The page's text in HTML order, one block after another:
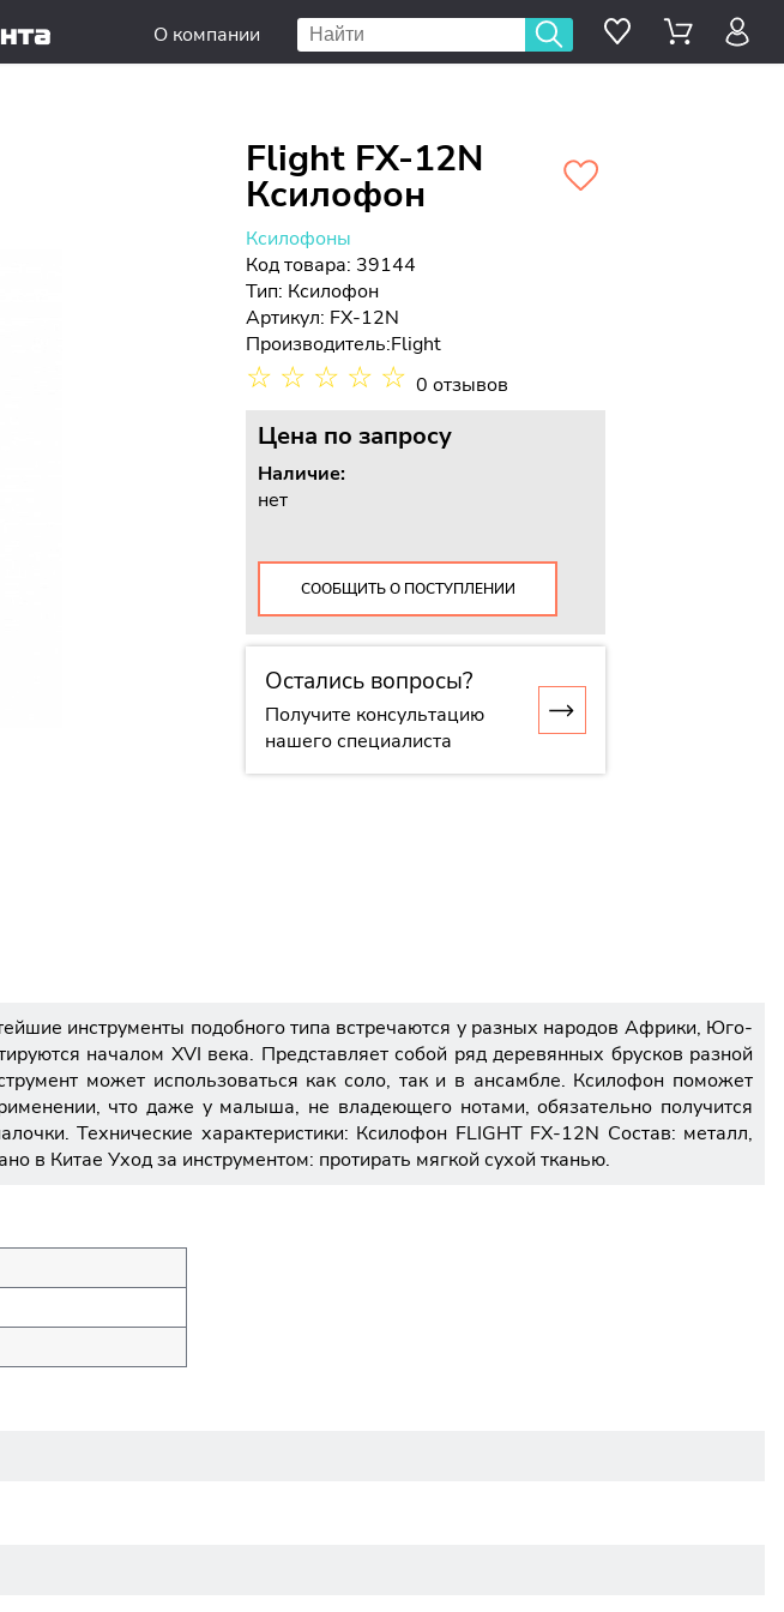
О компании
Flight FX-12N
Ксилофон
Ксилофоны
Код товара: 39144
Тип: Ксилофон
Артикул: FX-12N
Производитель:Flight
☆ ☆ ☆ ☆ ☆ 0 отзывов
Цена по запросу
Наличие:
нет
СООБЩИТЬ О ПОСТУПЛЕНИИ
Остались вопросы?
Получите консультацию
нашего специалиста
инструменты подобного типа встречаются у разных народов Африки, Юго-
началом XVI века. Представляет собой ряд деревянных брусков разной
может использоваться как соло, так и в ансамбле. Ксилофон поможет
что даже у малыша, не владеющего нотами, обязательно получится
Технические характеристики: Ксилофон FLIGHT FX-12N Состав: металл,
в Китае Уход за инструментом: протирать мягкой сухой тканью.